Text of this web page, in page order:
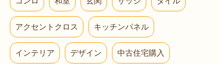
アクセントクロス キッチンパネル
インテリア デザイン 中古住宅購入